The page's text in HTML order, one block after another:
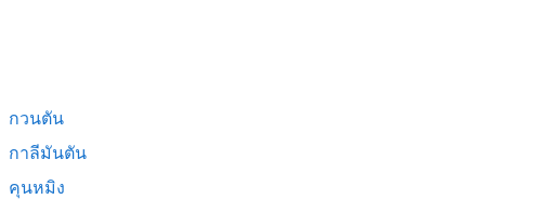
กวนตัน
กาลีมันตัน
คุนหมิง